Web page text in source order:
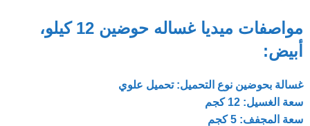
مواصفات ميديا غساله حوضين 12 كيلو،
أبيض:
غسالة بحوضين نوع التحميل: تحميل علوي
سعة الغسيل: 12 كجم
سعة المجفف: 5 كجم